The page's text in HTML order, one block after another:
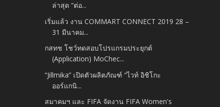
ล่าสุด “ต่อ...
เริ่มแล้ว งาน COMMART CONNECT 2019 28 –
31 มีนาคม...
กสทช โชว์ทดสอบโปรแกรมประยุกต์
(Application) MoChec...
“Jillmika” เปิดตัวผลิตภัณฑ์ “ไวท์ อิชิโกะ
ออร์แกนิ...
สมาคมฯ และ FIFA จัดงาน FIFA Women's